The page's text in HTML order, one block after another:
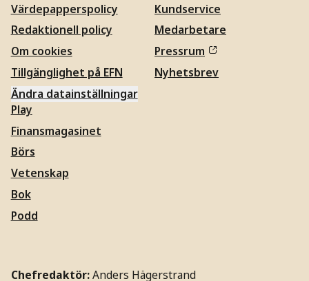
Värdepapperspolicy
Redaktionell policy
Om cookies
Tillgänglighet på EFN
Ändra datainställningar
Kundservice
Medarbetare
Pressrum
Nyhetsbrev
Play
Finansmagasinet
Börs
Vetenskap
Bok
Podd
Chefredaktör:Anders Hägerstrand